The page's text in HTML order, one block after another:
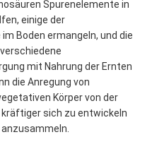
Spurenelemente in
einige der
Boden ermangeln, und die
mit Nahrung der Ernten
die Anregung von
Körper von der
kräftiger sich zu entwickeln